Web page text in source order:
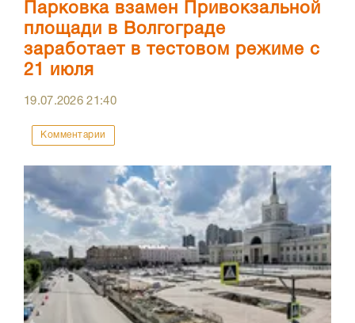
Парковка взамен Привокзальной
площади в Волгограде
заработает в тестовом режиме с
21 июля
19.07.202621:40
Комментарии